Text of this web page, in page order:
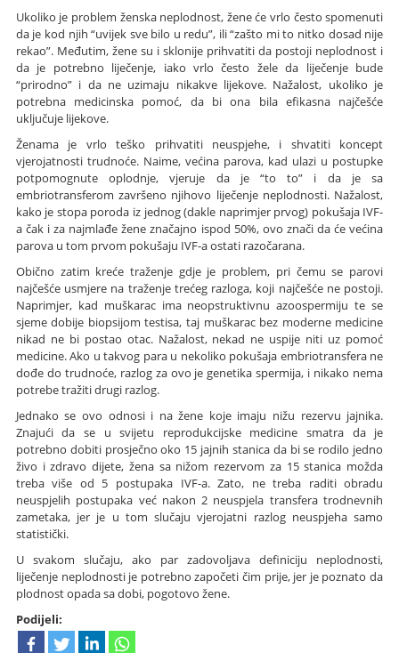
Ukoliko je problem ženska neplodnost, žene će vrlo često spomenuti
da je kod njih “uvijek sve bilo u redu”, ili “zašto mi to nitko dosad nije
rekao”. Međutim, žene su i sklonije prihvatiti da postoji neplodnost i
da je potrebno liječenje, iako vrlo često žele da liječenje bude
“prirodno” i da ne uzimaju nikakve lijekove. Nažalost, ukoliko je
potrebna medicinska pomoć, da bi ona bila efikasna najčešće
uključuje lijekove.
Ženama je vrlo teško prihvatiti neuspjehe, i shvatiti koncept
vjerojatnosti trudnoće. Naime, većina parova, kad ulazi u postupke
potpomognute oplodnje, vjeruje da je “to to” i da je sa
embriotransferom završeno njihovo liječenje neplodnosti. Nažalost,
kako je stopa poroda iz jednog (dakle naprimjer prvog) pokušaja IVF-
a čak i za najmlađe žene značajno ispod 50%, ovo znači da će većina
parova u tom prvom pokušaju IVF-a ostati razočarana.
Obično zatim kreće traženje gdje je problem, pri čemu se parovi
najčešće usmjere na traženje trećeg razloga, koji najčešće ne postoji.
Naprimjer, kad muškarac ima neopstruktivnu azoospermiju te se
sjeme dobije biopsijom testisa, taj muškarac bez moderne medicine
nikad ne bi postao otac. Nažalost, nekad ne uspije niti uz pomoć
medicine. Ako u takvog para u nekoliko pokušaja embriotransfera ne
dođe do trudnoće, razlog za ovo je genetika spermija, i nikako nema
potrebe tražiti drugi razlog.
Jednako se ovo odnosi i na žene koje imaju nižu rezervu jajnika.
Znajući da se u svijetu reprodukcijske medicine smatra da je
potrebno dobiti prosječno oko 15 jajnih stanica da bi se rodilo jedno
živo i zdravo dijete, žena sa nižom rezervom za 15 stanica možda
treba više od 5 postupaka IVF-a. Zato, ne treba raditi obradu
neuspjelih postupaka već nakon 2 neuspjela transfera trodnevnih
zametaka, jer je u tom slučaju vjerojatni razlog neuspjeha samo
statistički.
U svakom slučaju, ako par zadovoljava definiciju neplodnosti,
liječenje neplodnosti je potrebno započeti čim prije, jer je poznato da
plodnost opada sa dobi, pogotovo žene.
Podijeli: